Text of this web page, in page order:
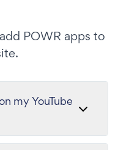
POWR apps to
my YouTube